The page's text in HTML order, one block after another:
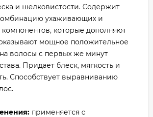
и шелковистости. Содержит
ухаживающих и
которые дополняют
мощное положительное
волосы с первых же минут
Придает блеск, мягкость и
Способствует выравниванию
применяется с